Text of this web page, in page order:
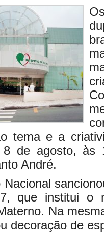
tema e a
8 de agosto, às
André.
que institui o
Na
decoração de